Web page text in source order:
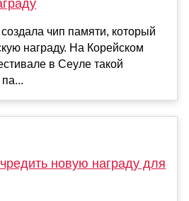
чип памяти, который
награду. На Корейском
в Сеуле такой
новую награду для